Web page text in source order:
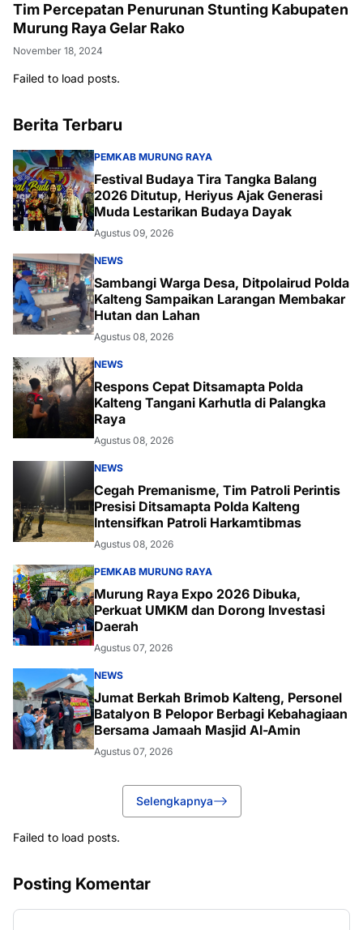
Tim Percepatan Penurunan Stunting Kabupaten
Murung Raya Gelar Rako
November 18, 2024
Failed to load posts.
Berita Terbaru
PEMKAB MURUNG RAYA
Festival Budaya Tira Tangka Balang
2026 Ditutup, Heriyus Ajak Generasi
Muda Lestarikan Budaya Dayak
Agustus 09, 2026
NEWS
Sambangi Warga Desa, Ditpolairud Polda
Kalteng Sampaikan Larangan Membakar
Hutan dan Lahan
Agustus 08, 2026
NEWS
Respons Cepat Ditsamapta Polda
Kalteng Tangani Karhutla di Palangka
Raya
Agustus 08, 2026
NEWS
Cegah Premanisme, Tim Patroli Perintis
Presisi Ditsamapta Polda Kalteng
Intensifkan Patroli Harkamtibmas
Agustus 08, 2026
PEMKAB MURUNG RAYA
Murung Raya Expo 2026 Dibuka,
Perkuat UMKM dan Dorong Investasi
Daerah
Agustus 07, 2026
NEWS
Jumat Berkah Brimob Kalteng, Personel
Batalyon B Pelopor Berbagi Kebahagiaan
Bersama Jamaah Masjid Al-Amin
Agustus 07, 2026
Selengkapnya
Failed to load posts.
Posting Komentar